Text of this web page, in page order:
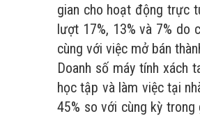
gian cho hoạt động trực
lượt 17%, 13% và 7% do
cùng với việc mở bán
Doanh số máy tính xách
học tập và làm việc tại
45% so với cùng kỳ